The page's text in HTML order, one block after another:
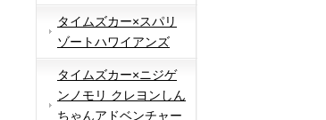
タイムズカー×スパリ
ゾートハワイアンズ
タイムズカー×ニジゲ
ンノモリ クレヨンしん
ちゃんアドベンチャー